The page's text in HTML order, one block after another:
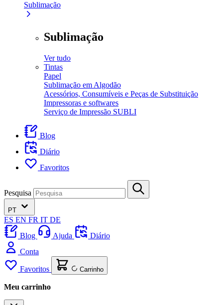
Sublimação
Sublimação
Ver tudo
Tintas
Papel
Sublimação em Algodão
Acessórios, Consumíveis e Peças de Substituição
Impressoras e softwares
Serviço de Impressão SUBLI
Blog
Diário
Favoritos
Pesquisa
PT
ES EN FR IT DE
Blog
Ajuda
Diário
Conta
Favoritos Carrinho
Meu carrinho